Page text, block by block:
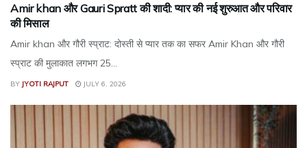
Amir khan और Gauri Spratt की शादी: प्यार की नई शुरुआत और परिवार
की मिसाल
Amir khan और गौरी स्प्राट: दोस्ती से प्यार तक का सफर Amir Khan और गौरी
स्प्राट की मुलाकात लगभग 25...
BY JYOTI RAJPUT JULY 6, 2026